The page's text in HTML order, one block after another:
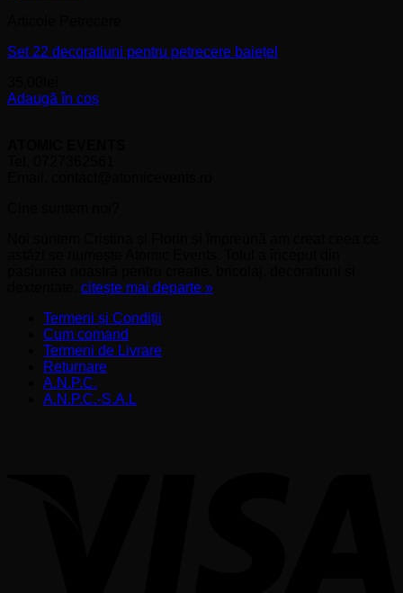
Set 22 decoratiuni pentru petrecere baiețel
Adaugă în coș
citește mai departe »
Termeni și Condiții
Cum comand
Termeni de Livrare
Returnare
A.N.P.C.
A.N.P.C.-S.A.L